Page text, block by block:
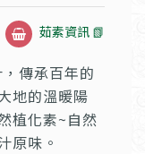
茹素資訊 📗
傳承百年的
地的溫暖陽
植化素~自然
原味。